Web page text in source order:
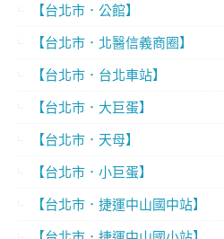
【台北市．公館】
【台北市．北醫信義商圈】
【台北市．台北車站】
【台北市．大巨蛋】
【台北市．天母】
【台北市．小巨蛋】
【台北市．捷運中山國中站】